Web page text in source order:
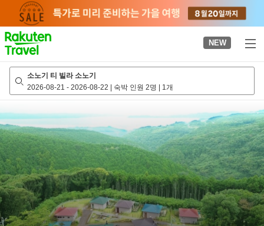
page
NEW
소노기 티 빌라 소노기
2026-08-21 - 2026-08-22 | 숙박 인원 2명 | 1개